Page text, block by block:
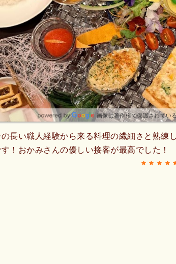
画像は著作権で保護されてい
長い職人経験から来る料理の繊細さと熟練
！おかみさんの優しい接客が最高でした！